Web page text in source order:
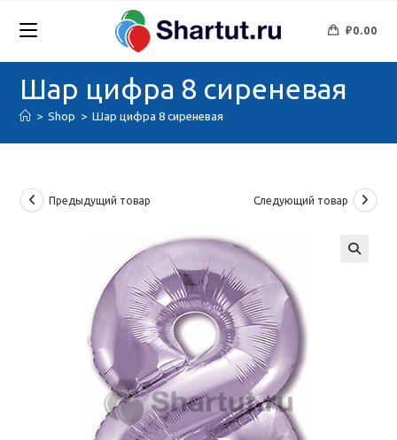
₽0.00
Шар цифра 8 сиреневая
> Shop > Шар цифра 8 сиреневая
Предыдущий товар Следующий товар